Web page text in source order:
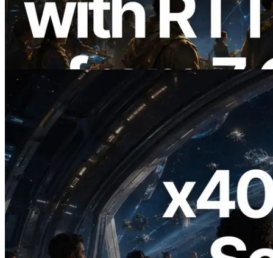
7개 리전 ping 측정으로 확장 —
Validators Information API도 공개
이 글 읽기
2026.07.04
ERPC, x402 지원 Solana RPC 공개 — AI